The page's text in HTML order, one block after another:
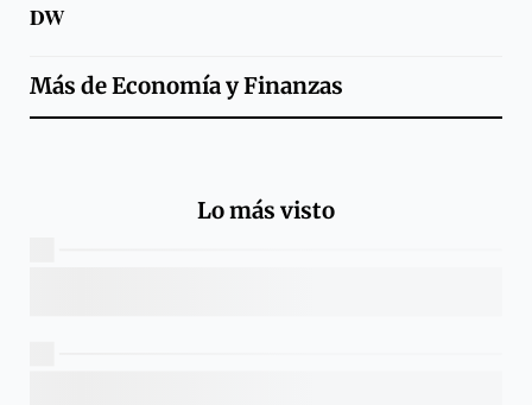
DW
Más deEconomía y Finanzas
Lo más visto